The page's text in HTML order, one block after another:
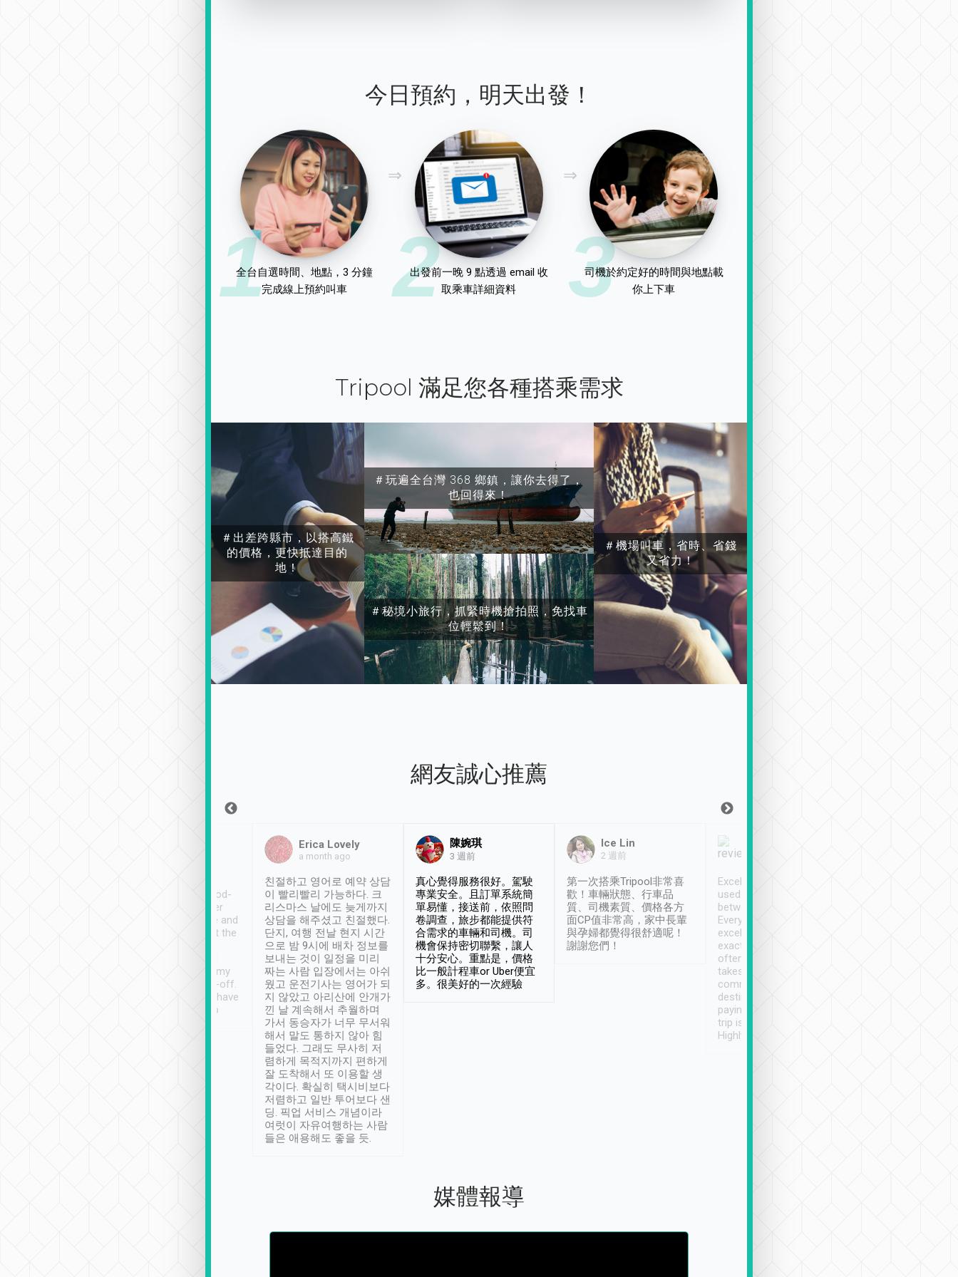
今日預約，明天出發！
1
全台自選時間、地點，3 分鐘
完成線上預約叫車
2
出發前一晚 9 點透過 email 收
取乘車詳細資料
3
司機於約定好的時間與地點載
你上下車
Tripool 滿足您各種搭乘需求
＃出差跨縣市，以搭高鐵
的價格，更快抵達目的
地！
＃玩遍全台灣 368 鄉鎮，讓你去得了，
也回得來！
＃秘境小旅行，抓緊時機搶拍照，免找車
位輕鬆到！
＃機場叫車，省時、省錢
又省力！
網友誠心推薦
service, vehicles in good-
condition and the driver
service was awesome and
thoughtful. Driver went the
have safely arrived at my
destination after drop-off.
Definitely something I have
not seen elsewhere 👍
Erica Lovely
a month ago
친절하고 영어로 예약 상담
이 빨리빨리 가능하다. 크
리스마스 날에도 늦게까지
상담을 해주셨고 친절했다.
단지, 여행 전날 현지 시간
으로 밤 9시에 배차 정보를
보내는 것이 일정을 미리
짜는 사람 입장에서는 아쉬
웠고 운전기사는 영어가 되
지 않았고 아리산에 안개가
낀 날 계속해서 추월하며
가서 동승자가 너무 무서워
해서 말도 통하지 않아 힘
들었다. 그래도 무사히 저
렴하게 목적지까지 편하게
잘 도착해서 또 이용할 생
각이다. 확실히 택시비보다
저렴하고 일반 투어보다 샌
딩. 픽업 서비스 개념이라
여럿이 자유여행하는 사람
들은 애용해도 좋을 듯.
陳婉琪
3 週前
真心覺得服務很好。駕駛
專業安全。且訂單系統簡
單易懂，接送前，依照問
卷調查，旅步都能提供符
合需求的車輛和司機。司
機會保持密切聯繫，讓人
十分安心。重點是，價格
比一般計程車or Uber便宜
多。很美好的一次經驗
Ice Lin
2 週前
第一次搭乘Tripool非常喜
歡！車輛狀態、行車品
質、司機素質、價格各方
面CP值非常高，家中長輩
與孕婦都覺得很舒適呢！
謝謝您們！
Excellent service. We have
used Tripool to travel
between cities in Taiwan.
Every driver has been
excellent and arrives
exactly on time. As there is
often limited English it
takes the difficulty out of
communicating the
destination details and
paying online prior to the
trip is very convenient.
Highly recommended
媒體報導